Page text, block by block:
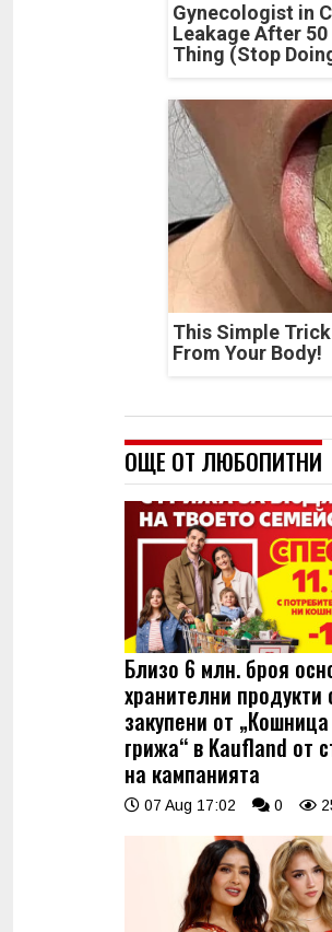
Gynecologist in
Leakage After 50
Thing (Stop
This Simple
From Your Body!
ОЩЕ ОТ ЛЮБОПИТНИ
Близо 6 млн. броя
хранителни продукти
закупени от
грижа“ в Kaufland от
на кампанията
07 Aug 17:02 0